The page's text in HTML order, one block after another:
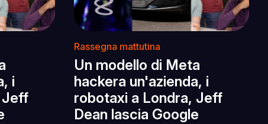
i
Jeff
Rassegna mattutina
Un modello di Meta
hackera un'azienda, i
robotaxi a Londra, Jeff
Dean lascia Google